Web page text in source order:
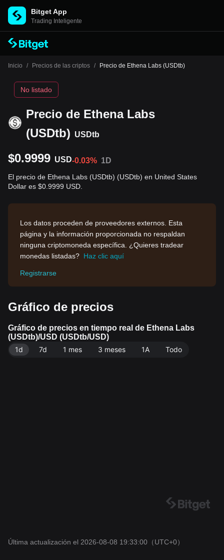
Bitget App
Trading Inteligente
Inicio / Precios de las criptos / Precio de Ethena Labs (USDtb)
Precio de Ethena Labs
(USDtb) USDtb
No listado
$0.9999 USD-0.03% 1D
El precio de Ethena Labs (USDtb) (USDtb) en United States
Dollar es $0.9999 USD.
Los datos proceden de proveedores externos. Esta
página y la información proporcionada no respaldan
ninguna criptomoneda específica. ¿Quieres tradear
monedas listadas? Haz clic aquí
Registrarse
Gráfico de precios
Gráfico de precios en tiempo real de Ethena Labs
(USDtb)/USD (USDtb/USD)
1d
7d 1 mes 3 meses 1A Todo
Última actualización el 2026-08-08 19:33:00 （UTC+0）